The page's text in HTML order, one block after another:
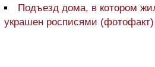
Подъезд дома, в котором
украшен росписями (фотофакт)